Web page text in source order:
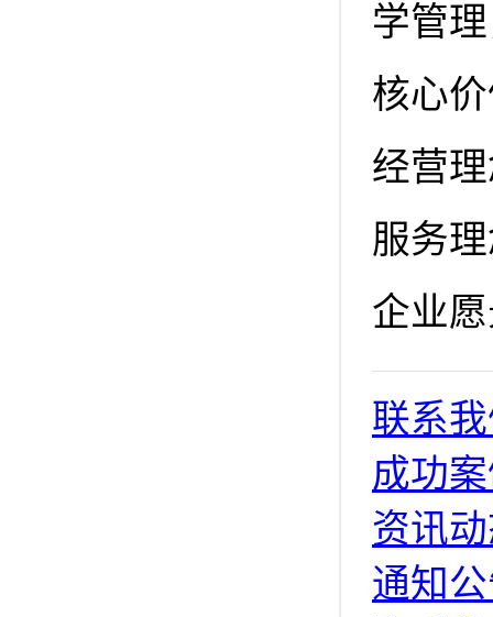
学管
核心
经营
服务
企业
联系
成功
资讯
通知